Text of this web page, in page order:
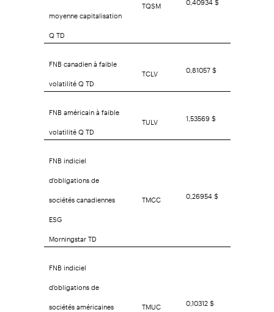
moyenne capitalisation
Q TD
FNB canadien à faible
volatilité Q TD
TCLV 0,81057 $
FNB américain à faible
volatilité Q TD
TULV 1,53569 $
FNB indiciel
d'obligations de
sociétés canadiennes
ESG
Morningstar TD
TMCC 0,26954 $
FNB indiciel
d'obligations de
sociétés américaines
TMUC 0,10312 $